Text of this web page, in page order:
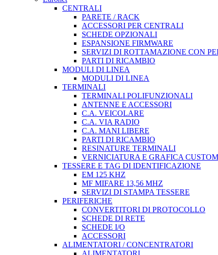
CENTRALI
PARETE / RACK
ACCESSORI PER CENTRALI
SCHEDE OPZIONALI
ESPANSIONE FIRMWARE
SERVIZI DI ROTTAMAZIONE CON
PARTI DI RICAMBIO
MODULI DI LINEA
MODULI DI LINEA
TERMINALI
TERMINALI POLIFUNZIONALI
ANTENNE E ACCESSORI
C.A. VEICOLARE
C.A. VIA RADIO
C.A. MANI LIBERE
PARTI DI RICAMBIO
RESINATURE TERMINALI
VERNICIATURA E GRAFICA CUSTOM
TESSERE E TAG DI IDENTIFICAZIONE
EM 125 KHZ
MF MIFARE 13,56 MHZ
SERVIZI DI STAMPA TESSERE
PERIFERICHE
CONVERTITORI DI PROTOCOLLO
SCHEDE DI RETE
SCHEDE I/O
ACCESSORI
ALIMENTATORI / CONCENTRATORI
ALIMENTATORI